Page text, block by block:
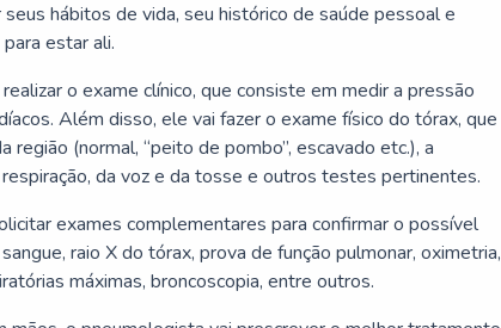
hábitos de vida, seu histórico de saúde pessoal e
estar ali.
o exame clínico, que consiste em medir a pressão
Além disso, ele vai fazer o exame físico do tórax, que
região (normal, “peito de pombo”, escavado etc.), a
da voz e da tosse e outros testes pertinentes.
exames complementares para confirmar o possível
raio X do tórax, prova de função pulmonar, oximetria,
máximas, broncoscopia, entre outros.